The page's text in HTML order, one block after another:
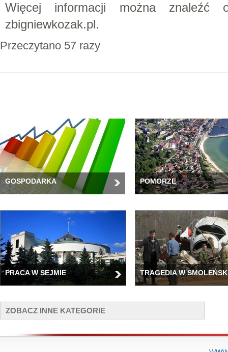
Więcej informacji można znaleźć
zbigniewkozak.pl.
Przeczytano 57 razy
GOSPODARKA POMORZE
PRACA W SEJMIE TRAGEDIA W
ZOBACZ INNE KATEGORIE